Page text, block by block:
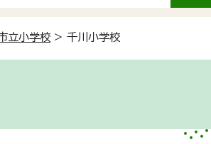
立小学校 > 千川小学校